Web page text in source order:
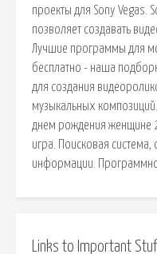
проекты для Sony Vegas.
позволяет создавать
Лучшие программы для
бесплатно - наша
для создания
музыкальных
днем рождения женщине
игра. Поисковая сиcтема,
информации.
Links to Important